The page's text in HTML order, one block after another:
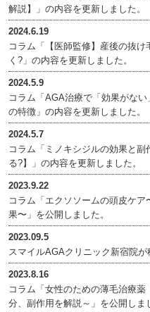
解説】」の内容を更新しました。
2024.6.19
コラム「【医師監修】産後の抜
く?」の内容を更新しました。
2024.5.9
コラム「AGA治療で「効果がな
の特徴」の内容を更新しました。
2024.5.7
コラム「ミノキシジルの効果と
る?】」の内容を更新しました。
2023.9.22
コラム「エクソソームの頭皮ケ
果〜」を公開しました。
2023.09.5
スマイルAGAクリニック新宿院が
2023.8.16
コラム「女性のための薄毛治療
分、副作用を解説～」を公開しま